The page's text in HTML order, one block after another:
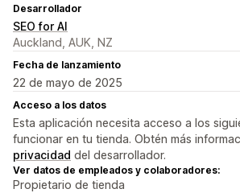
Desarrollador
SEO for AI
Auckland, AUK, NZ
Fecha de lanzamiento
22 de mayo de 2025
Acceso a los datos
Esta aplicación necesita acceso a los
funcionar en tu tienda. Obtén más
privacidad del desarrollador.
Ver datos de empleados y colaboradores:
Propietario de tienda